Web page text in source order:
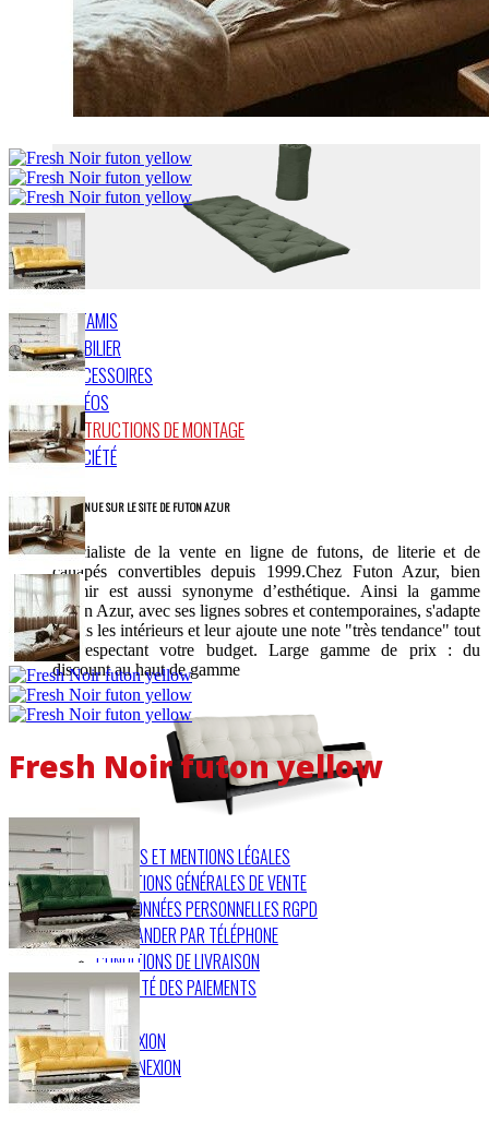
FUTONS DE VOYAGE
TATAMIS
MOBILIER
ACCESSOIRES
VIDÉOS
INSTRUCTIONS DE MONTAGE
SOCIÉTÉ
BIENVENUE SUR LE SITE DE FUTON AZUR
Spécialiste de la vente en ligne de futons, de literie et de
canapés convertibles depuis 1999.Chez Futon Azur, bien
dormir est aussi synonyme d’esthétique. Ainsi la gamme
Futon Azur, avec ses lignes sobres et contemporaines, s'adapte
à tous les intérieurs et leur ajoute une note "très tendance" tout
en respectant votre budget. Large gamme de prix : du
discount au haut de gamme
COOKIES ET MENTIONS LÉGALES
CONDITIONS GÉNÉRALES DE VENTE
VOS DONNÉES PERSONNELLES RGPD
COMMANDER PAR TÉLÉPHONE
CONDITIONS DE LIVRAISON
SÉCURITÉ DES PAIEMENTS
CONNEXION
DÉCONNEXION
Fresh Noir futon yellow